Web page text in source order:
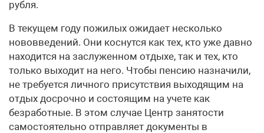
рубля.
В текущем году пожилых ожидает несколько
нововведений. Они коснутся как тех, кто уже давно
находится на заслуженном отдыхе, так и тех, кто
только выходит на него. Чтобы пенсию назначили,
не требуется личного присутствия выходящим на
отдых досрочно и состоящим на учете как
безработные. В этом случае Центр занятости
самостоятельно отправляет документы в